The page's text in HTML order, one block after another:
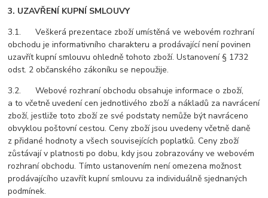
3. UZAVŘENÍ KUPNÍ SMLOUVY
3.1. Veškerá prezentace zboží umístěná ve webovém rozhraní
obchodu je informativního charakteru a prodávající není povinen
uzavřít kupní smlouvu ohledně tohoto zboží. Ustanovení § 1732
odst. 2 občanského zákoníku se nepoužije.
3.2. Webové rozhraní obchodu obsahuje informace o zboží,
a to včetně uvedení cen jednotlivého zboží a nákladů za navrácení
zboží, jestliže toto zboží ze své podstaty nemůže být navráceno
obvyklou poštovní cestou. Ceny zboží jsou uvedeny včetně daně
z přidané hodnoty a všech souvisejících poplatků. Ceny zboží
zůstávají v platnosti po dobu, kdy jsou zobrazovány ve webovém
rozhraní obchodu. Tímto ustanovením není omezena možnost
prodávajícího uzavřít kupní smlouvu za individuálně sjednaných
podmínek.